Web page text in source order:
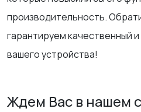
производительность.
гарантируем качественный
вашего устройства!
Ждем Вас в нашем